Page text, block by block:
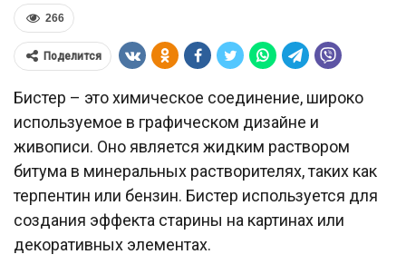
266
Поделится
Бистер – это химическое соединение, широко
используемое в графическом дизайне и
живописи. Оно является жидким раствором
битума в минеральных растворителях, таких как
терпентин или бензин. Бистер используется для
создания эффекта старины на картинах или
декоративных элементах.